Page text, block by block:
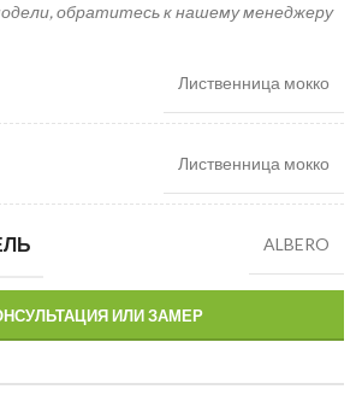
обратитесь к нашему менеджеру
Лиственница мокко
Лиственница мокко
ALBERO
ИЛИ ЗАМЕР